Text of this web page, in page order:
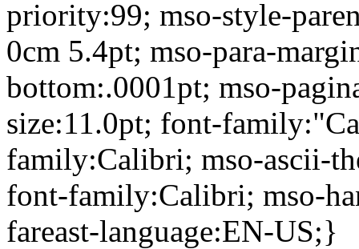
priority:99; mso-style-
0cm 5.4pt; mso-para-
bottom:.0001pt; mso-
size:11.0pt; font-
family:Calibri; mso-ascii-
font-family:Calibri; mso-
fareast-language:EN-US;}